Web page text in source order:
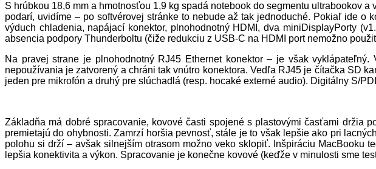
S hrúbkou 18,6 mm a hmotnosťou 1,9 kg spadá notebook do segmentu ultrabookov
podarí, uvidíme – po softvérovej stránke to nebude až tak jednoduché. Pokiaľ ide
výduch chladenia, napájací konektor, plnohodnotný HDMI, dva miniDisplayPorty
absencia podpory Thunderboltu (čiže redukciu z USB-C na HDMI port nemožno
Na pravej strane je plnohodnotný RJ45 Ethernet konektor – je však
nepoužívania je zatvorený a chráni tak vnútro konektora. Vedľa RJ45 je čítačka SD
jeden pre mikrofón a druhý pre slúchadlá (resp. hocaké externé audio). Digitálny S/
Základňa má dobré spracovanie, kovové časti spojené s plastovými časťami držia
premietajú do ohybnosti. Zamrzí horšia pevnosť, stále je to však lepšie ako pri
polohu si drží – avšak silnejším otrasom možno veko sklopiť. Inšpiráciu MacBooku
lepšia konektivita a výkon. Spracovanie je konečne kovové (keďže v minulosti sme